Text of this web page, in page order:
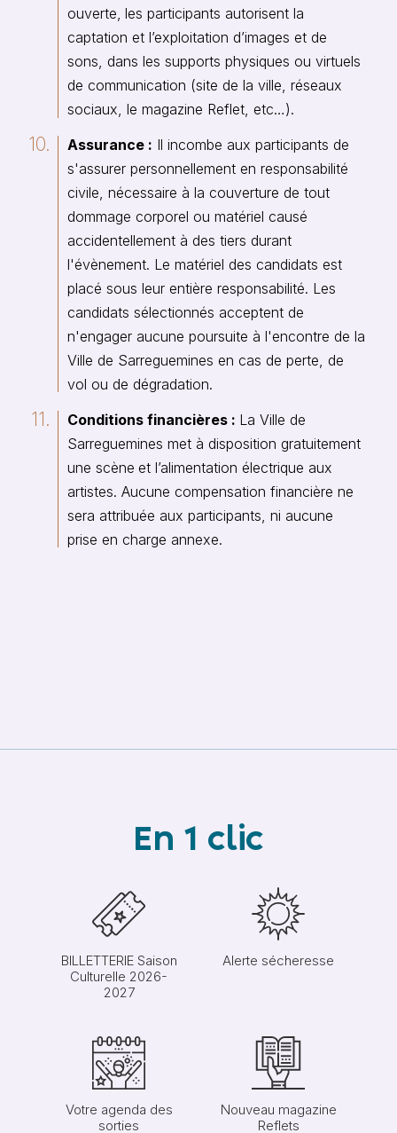
ouverte, les participants autorisent la
captation et l’exploitation d’images et de
sons, dans les supports physiques ou virtuels
de communication (site de la ville, réseaux
sociaux, le magazine Reflet, etc…).
Assurance : Il incombe aux participants de
s'assurer personnellement en responsabilité
civile, nécessaire à la couverture de tout
dommage corporel ou matériel causé
accidentellement à des tiers durant
l'évènement. Le matériel des candidats est
placé sous leur entière responsabilité. Les
candidats sélectionnés acceptent de
n'engager aucune poursuite à l'encontre de la
Ville de Sarreguemines en cas de perte, de
vol ou de dégradation.
Conditions financières : La Ville de
Sarreguemines met à disposition gratuitement
une scène et l’alimentation électrique aux
artistes. Aucune compensation financière ne
sera attribuée aux participants, ni aucune
prise en charge annexe.
En 1 clic
BILLETTERIE Saison
Culturelle 2026-
2027
Alerte sécheresse
Votre agenda des
sorties
Nouveau magazine
Reflets